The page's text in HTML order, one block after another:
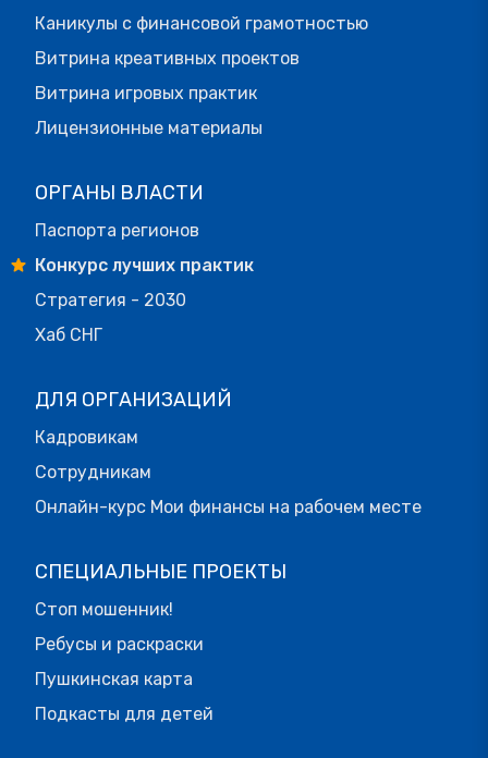
Каникулы с финансовой грамотностью
Витрина креативных проектов
Витрина игровых практик
Лицензионные материалы
ОРГАНЫ ВЛАСТИ
Паспорта регионов
Конкурс лучших практик
Стратегия - 2030
Хаб СНГ
ДЛЯ ОРГАНИЗАЦИЙ
Кадровикам
Сотрудникам
Онлайн-курс Мои финансы на рабочем месте
СПЕЦИАЛЬНЫЕ ПРОЕКТЫ
Стоп мошенник!
Ребусы и раскраски
Пушкинская карта
Подкасты для детей